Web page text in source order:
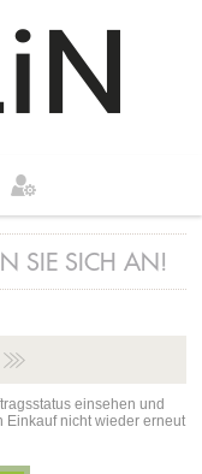
SIE SICH AN!
einsehen und
Einkauf nicht wieder erneut